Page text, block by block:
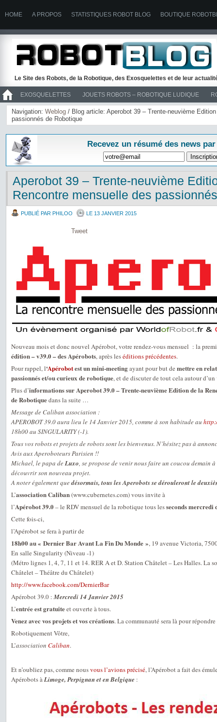
HOME A PROPOS STATISTIQUES ROBOT BLOG BOUTIQUE
Le Site des Robots, de la Robotique, des Exosquelettes et de leur
EXOSQUELETTES JOUETS ROBOTS – ROBOTIQUE LUDIQUE
>> ROBOTS
Navigation: Weblog / Blog article: Aperobot 39 – Trente-neuvième
passionnés de Robotique
Recevez un résumé des news
Aperobot 39 – Trente-neuvième
Rencontre mensuelle des
PUBLIÉ PAR PHILOO LE 13 JANVIER 2015
Tweet
Nouveau mois et donc nouvel Apérobot, votre rendez-vous mensuel : la
édition – v39.0 – des Apérobots, après leséditions précédentes.
Pour rappel, l‘Apérobotest un mini-meetingayant pour but de mettre en
passionnés et/ou curieux de robotique, et de discuter de tout cela autour d’un
Plus d’informations sur Aperobot 39.0 – Trente-neuvième Edition de la
de Robotiquedans la suite …
Message de Caliban association :
APEROBOT 39.0 aura lieu le 14 Janvier 2015, comme à son habitude au
18h00 au SINGULARITY (-1).
Tous vos robots et projets de robots sont les bienvenus. N’hésitez pas à
Avis aux Aperoboteurs Parisien !!
Michael, le papa deLuxo, se propose de venir nous faire un coucou demain
découvrir son nouveau projet.
A noter également quedésormais, tous les Aperobots se dérouleront le
L’association Caliban(www.cubernetes.com) vous invite à
l’Apérobot 39.0– le RDV mensuel de la robotique tous lesseconds mercredi
Cette fois-ci,
l’Apérobot se fera à partir de
18h00 au « Dernier Bar Avant La Fin Du Monde », 19 avenue Victoria,
En salle Singularity (Niveau -1)
(Métro lignes 1, 4, 7, 11 et 14. RER A et D. Station Châtelet – Les Halles. La
Châtelet – Théâtre du Châtelet)
http://www.facebook.com/DernierBar
Apérobot 39.0 :Mercredi 14 Janvier 2015
L’entrée est gratuiteet ouverte à tous.
Venez avec vos projets et vos créations. La communauté sera là pour
Robotiquement Vôtre,
L’association Caliban.
Et n’oubliez pas, comme nousvous l’avions précisé, l’Apérobot a fait des
Apérobots àLimoge, Perpignan et en Belgique :